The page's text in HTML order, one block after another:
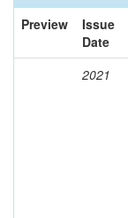
Preview
Issue
Date
2021